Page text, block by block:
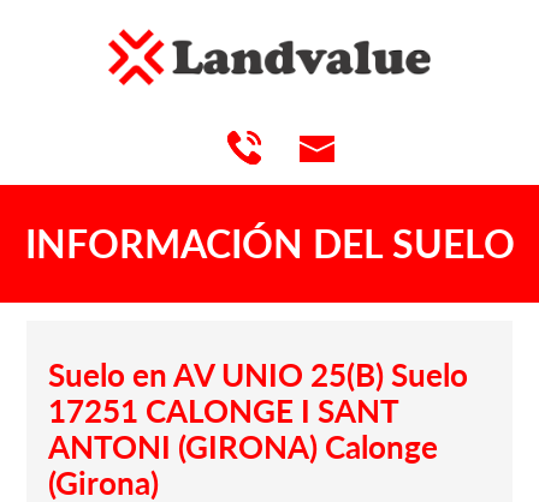
INFORMACIÓN DEL SUELO
Suelo en AV UNIO 25(B) Suelo
17251 CALONGE I SANT
ANTONI (GIRONA) Calonge
(Girona)